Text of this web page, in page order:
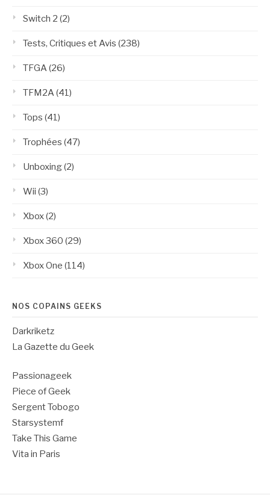
Switch 2 (2)
Tests, Critiques et Avis (238)
TFGA(26)
TFM2A(41)
Tops (41)
Trophées (47)
Unboxing(2)
Wii (3)
Xbox(2)
Xbox 360 (29)
Xbox One (114)
NOS COPAINS GEEKS
Darkriketz
La Gazette du Geek
Passionageek
Piece of Geek
Sergent Tobogo
Starsystemf
Take This Game
Vita in Paris